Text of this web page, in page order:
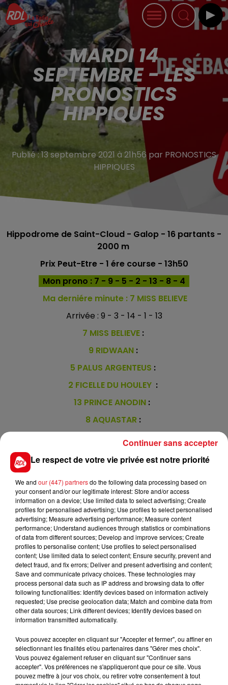
MARDI 14
SEPTEMBRE - LES
PRONOSTICS
HIPPIQUES
Publié : 13 septembre 2021 à 21h56 par PRONOSTICS
HIPPIQUES
Hippodrome de Saint-Cloud - Galop - 16 partants -
2000 m
Prix Peut-Etre- 1 ére course - 13h50
Mon prono : 7 - 9 - 5 - 2 - 13 - 8 - 4
Ma derniére minute : 7 MISS BELIEVE
Arrivée : 9 - 3 - 14 - 1 - 13
7 MISS BELIEVE :
9 RIDWAAN :
5 PALUS ARGENTEUS :
2 FICELLE DU HOULEY :
13 PRINCE ANODIN :
8 AQUASTAR :
4 SHAMSABAD :
*****************
FIL D'ACTUS
15 juillet 2026
BÉTHUNE: ENQUÊTE POUR HOMICIDE
VOLONTAIRE EN COURS, APRÈS LA...
Selon les premiers éléments, le logement servait
à des prostituées
Le respect de votre vie privée est notre priorité
We and our (447) partnersdo the following data processing based on
your consent and/or our legitimate interest: Store and/or access
information on a device; Use limited data to select advertising; Create
profiles for personalised advertising; Use profiles to select personalised
advertising; Measure advertising performance; Measure content
performance; Understand audiences through statistics or combinations
of data from different sources; Develop and improve services; Create
profiles to personalise content; Use profiles to select personalised
content; Use limited data to select content; Ensure security, prevent and
detect fraud, and fix errors; Deliver and present advertising and content;
Save and communicate privacy choices. These technologies may
process personal data such as IP address and browsing data to offer
following functionalities: Identify devices based on information actively
requested; Use precise geolocation data; Match and combine data from
other data sources; Link different devices; Identify devices based on
information transmitted automatically.
Vous pouvez accepter en cliquant sur "Accepter et fermer", ou affiner en
sélectionnant les finalités et/ou partenaires dans "Gérer mes choix".
Vous pouvez également refuser en cliquant sur "Continuer sans
accepter". Vos préférences ne s'appliqueront que pour ce site. Vous
pouvez mettre à jour vos choix, ou retirer votre consentement à tout
Continuer sans accepter